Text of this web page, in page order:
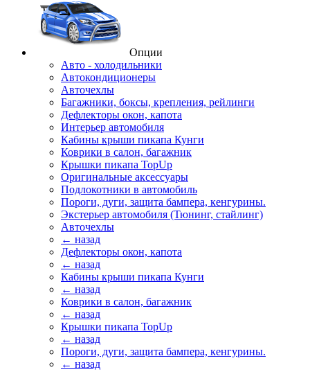
Опции
Авто - холодильники
Автокондиционеры
Авточехлы
Багажники, боксы, крепления, рейлинги
Дефлекторы окон, капота
Интерьер автомобиля
Кабины крыши пикапа Кунги
Коврики в салон, багажник
Крышки пикапа TopUp
Оригинальные аксессуары
Подлокотники в автомобиль
Пороги, дуги, защита бампера, кенгурины.
Экстерьер автомобиля (Тюнинг, стайлинг)
Авточехлы
← назад
Дефлекторы окон, капота
← назад
Кабины крыши пикапа Кунги
← назад
Коврики в салон, багажник
← назад
Крышки пикапа TopUp
← назад
Пороги, дуги, защита бампера, кенгурины.
← назад